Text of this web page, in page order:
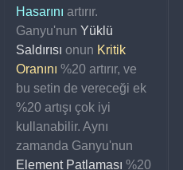
Hasarını artırır.
Ganyu'nun Yüklü
Saldırısı onun Kritik
Oranını %20 artırır, ve
bu setin de vereceği ek
%20 artışı çok iyi
kullanabilir. Aynı
zamanda Ganyu'nun
Element Patlaması %20